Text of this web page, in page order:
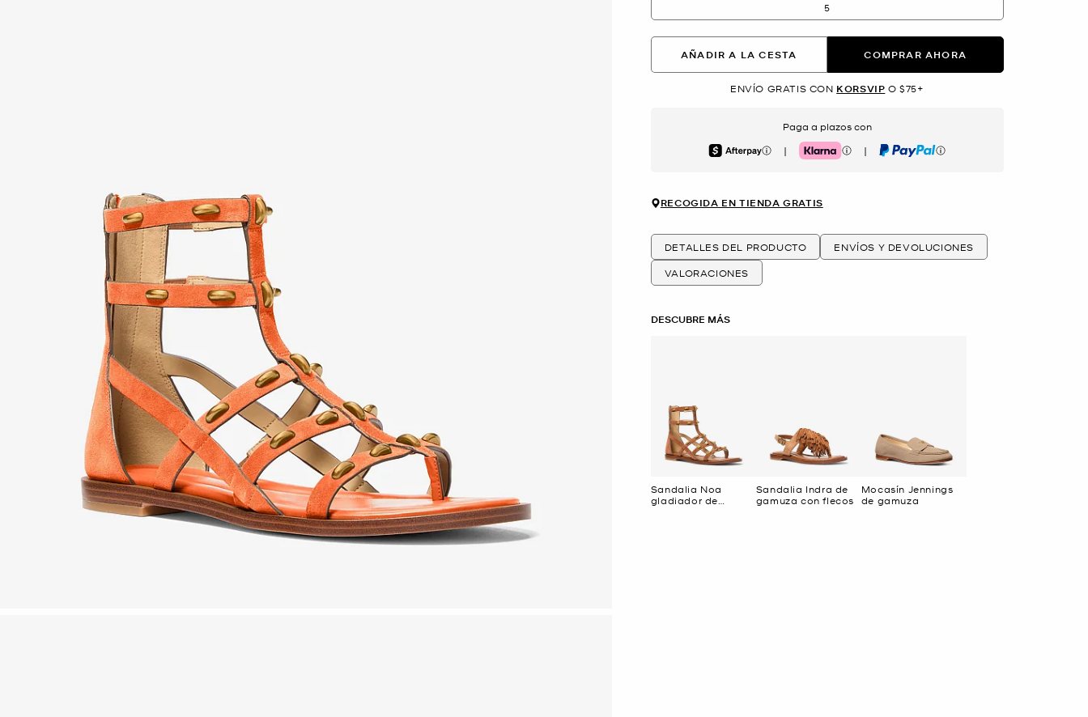
5
AÑADIR A LA CESTA COMPRAR AHORA
ENVÍO GRATIS CON KORSVIP O $75+
Paga a plazos con
Afterpay | Klarna | PayPal
RECOGIDA EN TIENDA GRATIS
DETALLES DEL PRODUCTO
ENVÍOS Y DEVOLUCIONES
VALORACIONES
DESCUBRE MÁS
Sandalia Noa
gladiador de
Sandalia Indra de
gamuza con flecos
Mocasín Jennings
de gamuza